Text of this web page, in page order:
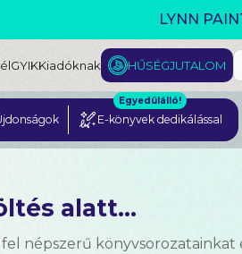
MEGJELENT! L. J. SHEN:
GYIKKiadóknak HŰSÉGJUTALOM
E-könyvek dedikálással
Egyedülálló!
alatt...
népszerű